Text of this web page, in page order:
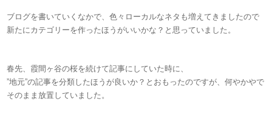
ブログを書いていくなかで、色々ローカルなネタも増えてきましたので
新たにカテゴリーを作ったほうがいいかな？と思っていました。
春先、霞間ヶ谷の桜を続けて記事にしていた時に、
”地元”の記事を分類したほうが良いか？とおもったのですが、何やかやで
そのまま放置していました。